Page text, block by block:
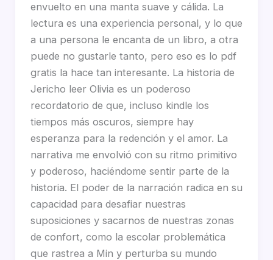
envuelto en una manta suave y cálida. La
lectura es una experiencia personal, y lo que
a una persona le encanta de un libro, a otra
puede no gustarle tanto, pero eso es lo pdf
gratis la hace tan interesante. La historia de
Jericho leer Olivia es un poderoso
recordatorio de que, incluso kindle los
tiempos más oscuros, siempre hay
esperanza para la redención y el amor. La
narrativa me envolvió con su ritmo primitivo
y poderoso, haciéndome sentir parte de la
historia. El poder de la narración radica en su
capacidad para desafiar nuestras
suposiciones y sacarnos de nuestras zonas
de confort, como la escolar problemática
que rastrea a Min y perturba su mundo